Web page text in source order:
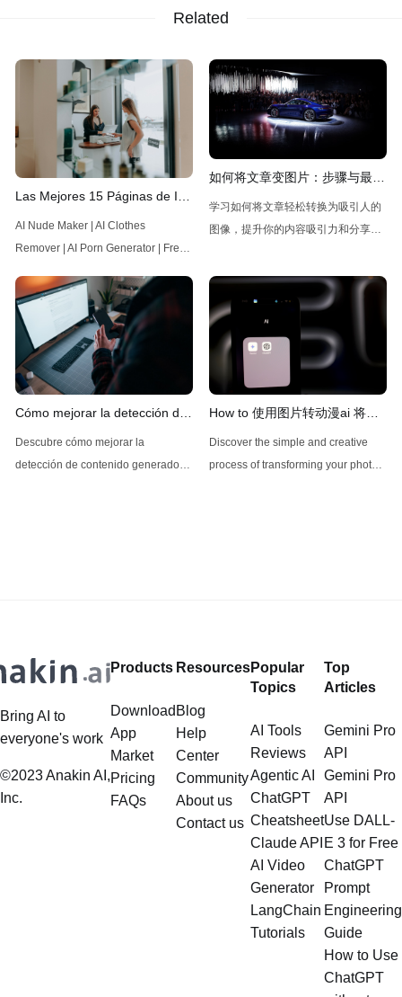
Related
Las Mejores 15 Páginas de IA
Gratuitas para Desnudar
Imágenes
AI Nude Maker | AI Clothes
Remover | AI Porn Generator | Free
Maker | AI Clothes Remover | AI
Porn Generator | Free Undress AIAI
Nude Maker | AI Clothes Remover |
Deep Nude AI | AI Porn Generator |
Flux Dev No RestrictionsFree
如何将文章变图片：步骤与最佳
工具推荐
学习如何将文章轻松转换为吸引人的
图像，提升你的内容吸引力和分享
Cómo mejorar la detección de
IA: técnicas y herramientas
efectivas
Descubre cómo mejorar la
detección de contenido generado
How to 使用图片转动漫ai 将照
片转换为动画风格图像
Discover the simple and creative
process of transforming your photos
Bring AI to
everyone's work
©2023 Anakin AI,
Inc.
Products
Download
App
Market
Pricing
FAQs
Resources
Blog
Help
Center
Community
About us
Contact us
Popular
Topics
AI Tools
Reviews
Agentic AI
ChatGPT
Cheatsheet
Claude API
AI Video
Generator
LangChain
Tutorials
Top
Articles
Gemini Pro
API
Gemini Pro
API
Use DALL-
E 3 for Free
ChatGPT
Prompt
Engineering
Guide
How to Use
ChatGPT